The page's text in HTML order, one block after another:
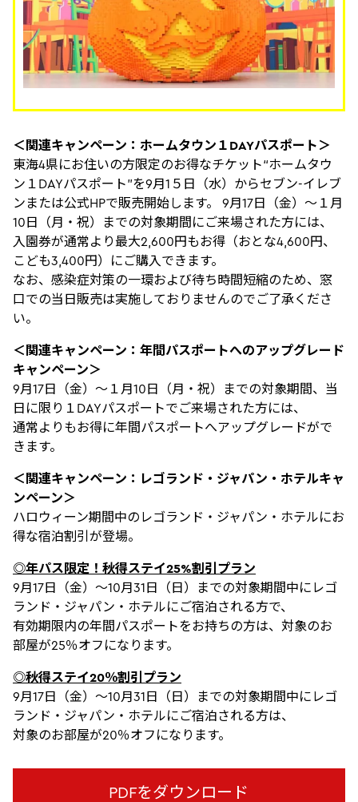
＜関連キャンペーン：ホームタウン１DAYパスポート＞
東海4県にお住いの方限定のお得なチケット“ホームタウ
ン１DAYパスポート”を9月1５日（水）からセブン-イレブ
ンまたは公式HPで販売開始します。 9月17日（金）～１月
10日（月・祝）までの対象期間にご来場された方には、
入園券が通常より最大2,600円もお得（おとな4,600円、
こども3,400円）にご購入できます。
なお、感染症対策の一環および待ち時間短縮のため、窓
口での当日販売は実施しておりませんのでご了承くださ
い。
＜関連キャンペーン：年間パスポートへのアップグレード
キャンペーン＞
9月17日（金）～１月10日（月・祝）までの対象期間、当
日に限り１DAYパスポートでご来場された方には、
通常よりもお得に年間パスポートへアップグレードがで
きます。
＜関連キャンペーン：レゴランド・ジャパン・ホテルキャ
ンペーン＞
ハロウィーン期間中のレゴランド・ジャパン・ホテルにお
得な宿泊割引が登場。
◎年パス限定！秋得ステイ25%割引プラン
9月17日（金）～10月31日（日）までの対象期間中にレゴ
ランド・ジャパン・ホテルにご宿泊される方で、
有効期限内の年間パスポートをお持ちの方は、対象のお
部屋が25％オフになります。
◎秋得ステイ20％割引プラン
9月17日（金）～10月31日（日）までの対象期間中にレゴ
ランド・ジャパン・ホテルにご宿泊される方は、
対象のお部屋が20％オフになります。
PDFをダウンロード